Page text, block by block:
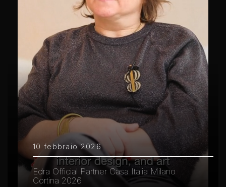
10 febbraio 2026
Edra Official Partner Casa Italia Milano
Cortina 2026